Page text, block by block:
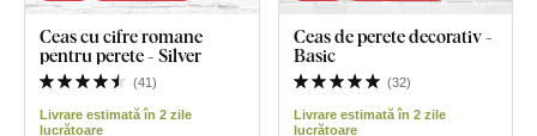
Ceas cu cifre romane
pentru perete - Silver
(41)
Livrare estimată în 2 zile
lucrătoare
Ceas de perete decorativ -
Basic
(32)
Livrare estimată în 2 zile
lucrătoare